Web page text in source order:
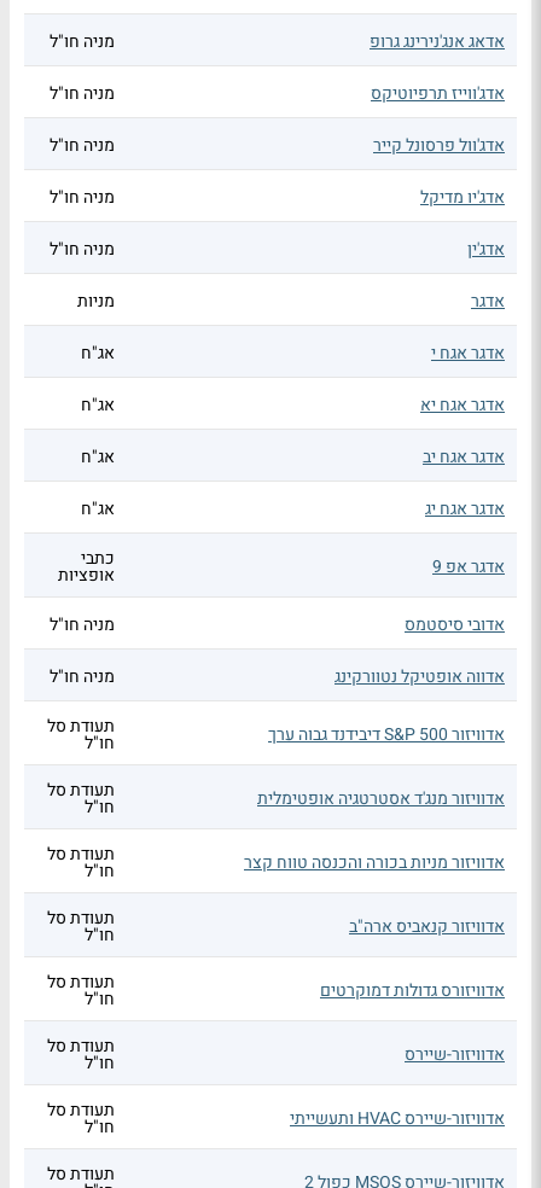
אדאג אנג'נירינג גרופ מניה חו"ל
אדג'ווייז תרפיוטיקס מניה חו"ל
אדג'וול פרסונל קייר מניה חו"ל
אדג'יו מדיקל מניה חו"ל
אדג'ין מניה חו"ל
אדגר מניות
אדגר אגח י אג"ח
אדגר אגח יא אג"ח
אדגר אגח יב אג"ח
אדגר אגח יג אג"ח
אדגר אפ 9 כתבי
אופציות
אדובי סיסטמס
מניה חו"ל
אדווה אופטיקל נטוורקינג מניה חו"ל
אדוויזור S&P 500 דיבידנד גבוה ערך תעודת סל
חו"ל
אדוויזור מנג'ד אסטרטגיה אופטימלית תעודת סל
חו"ל
אדוויזור מניות בכורה והכנסה טווח קצר תעודת סל
חו"ל
אדוויזור קנאביס ארה"ב תעודת סל
חו"ל
אדוויזורס גדולות דמוקרטים תעודת סל
חו"ל
אדוויזור-שיירס תעודת סל
חו"ל
אדוויזור-שיירס HVAC ותעשייתי תעודת סל
חו"ל
אדוויזור-שיירס MSOS כפול 2 תעודת סל